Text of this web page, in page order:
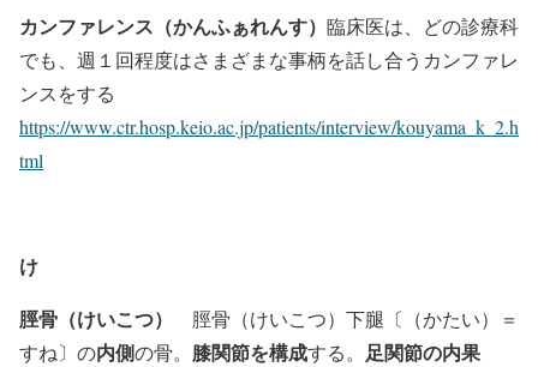
カンファレンス（かんふぁれんす） 臨床医は、どの診療科
でも、週１回程度はさまざまな事柄を話し合うカンファレ
ンスをする
https://www.ctr.hosp.keio.ac.jp/patients/interview/kouyama_k_2.h
tml
け
脛骨（けいこつ） 脛骨（けいこつ）下腿〔（かたい）＝
すね〕の内側の骨。 膝関節を構成する。 足関節の内果